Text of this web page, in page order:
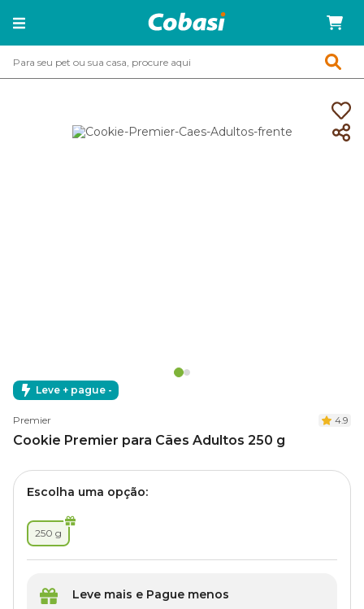
Leve + pague -
Premier 4.9
Cookie Premier para Cães Adultos 250 g
Escolha uma opção:
250 g
Leve mais e Pague menos